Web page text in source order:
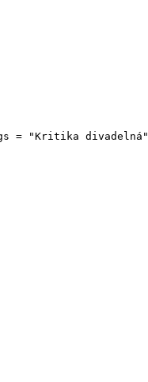
= "Kritika divadelná"